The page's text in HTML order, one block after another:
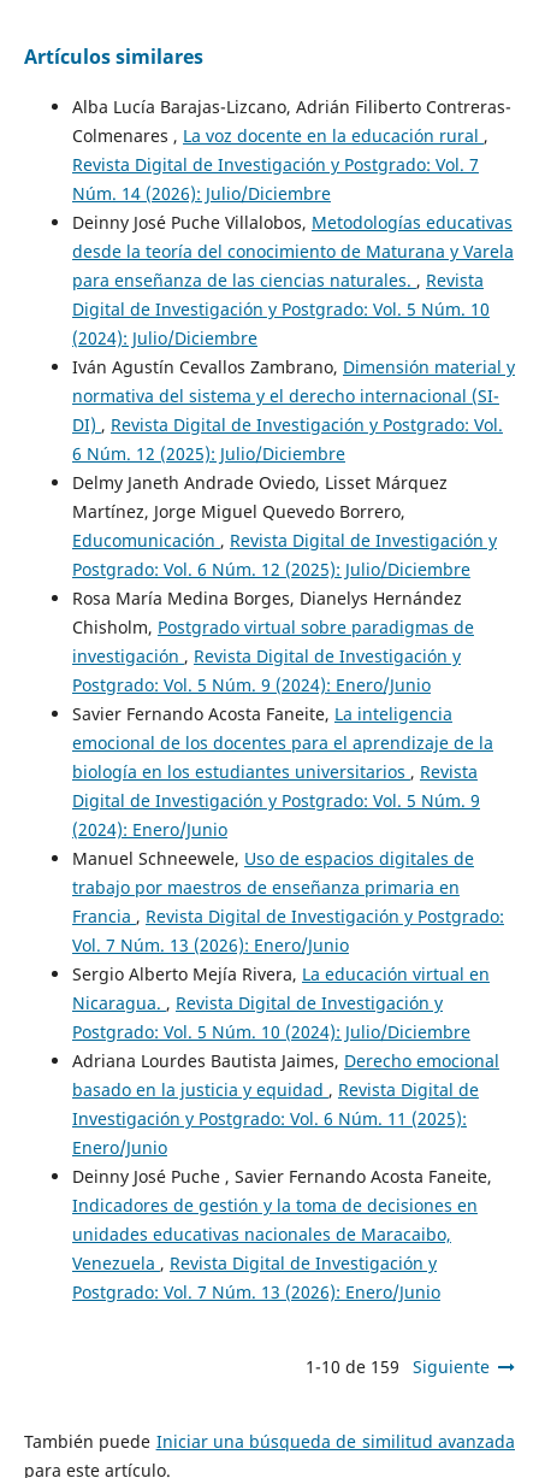
Artículos similares
Alba Lucía Barajas-Lizcano, Adrián Filiberto Contreras-
Colmenares , La voz docente en la educación rural ,
Revista Digital de Investigación y Postgrado: Vol. 7
Núm. 14 (2026): Julio/Diciembre
Deinny José Puche Villalobos, Metodologías educativas
desde la teoría del conocimiento de Maturana y Varela
para enseñanza de las ciencias naturales. , Revista
Digital de Investigación y Postgrado: Vol. 5 Núm. 10
(2024): Julio/Diciembre
Iván Agustín Cevallos Zambrano, Dimensión material y
normativa del sistema y el derecho internacional (SI-
DI) , Revista Digital de Investigación y Postgrado: Vol.
6 Núm. 12 (2025): Julio/Diciembre
Delmy Janeth Andrade Oviedo, Lisset Márquez
Martínez, Jorge Miguel Quevedo Borrero,
Educomunicación , Revista Digital de Investigación y
Postgrado: Vol. 6 Núm. 12 (2025): Julio/Diciembre
Rosa María Medina Borges, Dianelys Hernández
Chisholm, Postgrado virtual sobre paradigmas de
investigación , Revista Digital de Investigación y
Postgrado: Vol. 5 Núm. 9 (2024): Enero/Junio
Savier Fernando Acosta Faneite, La inteligencia
emocional de los docentes para el aprendizaje de la
biología en los estudiantes universitarios , Revista
Digital de Investigación y Postgrado: Vol. 5 Núm. 9
(2024): Enero/Junio
Manuel Schneewele, Uso de espacios digitales de
trabajo por maestros de enseñanza primaria en
Francia , Revista Digital de Investigación y Postgrado:
Vol. 7 Núm. 13 (2026): Enero/Junio
Sergio Alberto Mejía Rivera, La educación virtual en
Nicaragua. , Revista Digital de Investigación y
Postgrado: Vol. 5 Núm. 10 (2024): Julio/Diciembre
Adriana Lourdes Bautista Jaimes, Derecho emocional
basado en la justicia y equidad , Revista Digital de
Investigación y Postgrado: Vol. 6 Núm. 11 (2025):
Enero/Junio
Deinny José Puche , Savier Fernando Acosta Faneite,
Indicadores de gestión y la toma de decisiones en
unidades educativas nacionales de Maracaibo,
Venezuela , Revista Digital de Investigación y
Postgrado: Vol. 7 Núm. 13 (2026): Enero/Junio
1-10 de 159 Siguiente
También puede Iniciar una búsqueda de similitud avanzada
para este artículo.